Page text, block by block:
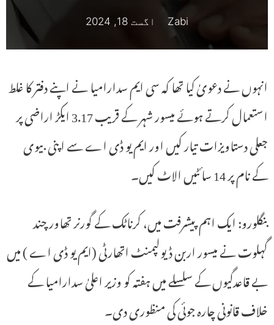
Zabi اگست 18, 2024
انہوں نے دعویٰ کیا تھا کہ سی ایم سدارامیا نے اپنے دفتر کا غلط
استعمال کرتے ہوئے میسور شہر کے قریب 3.17 ایکڑ اراضی پر
جعلی دستاویزات تیار کیں اور ایم یو ڈی اے سے اپنی بیوی
کے نام پر 14 سائٹیں الاٹ کیں۔
بنگلورو: ایک اہم پیشرفت میں، کرناٹک کے گورنر تھاور چند
گہلوت نے میسور اربن ڈیولپمنٹ اتھارٹی (ایم یو ڈی اے ) میں
بے قاعدگیوں کے سلسلے میں ہفتہ کو وزیر اعلیٰ سدارامیا کے
خلاف قانونی چارہ جوئی کی منظوری دی۔